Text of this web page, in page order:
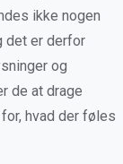
ikke nogen
det er derfor
og
de at drage
hvad der føles